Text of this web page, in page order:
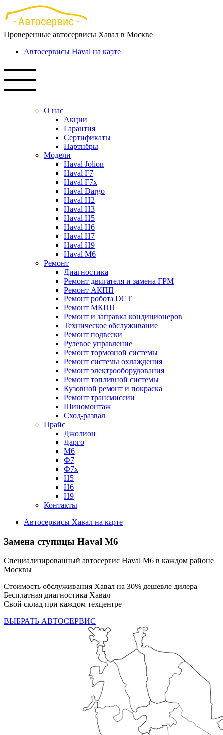
Перейти
к
основному
содержанию
Проверенные автосервисы Хавал в Москве
Автосервисы Haval на карте
О нас
Акции
Гарантия
Сертификаты
Партнёры
Модели
Haval Jolion
Haval F7
Haval F7x
Haval Dargo
Haval H2
Haval H3
Haval H5
Haval H6
Haval H7
Haval H9
Haval M6
Ремонт
Диагностика
Ремонт двигателя и замена ГРМ
Ремонт АКПП
Ремонт робота DCT
Ремонт МКПП
Ремонт и заправка кондиционеров
Техническое обслуживание
Ремонт подвески
Рулевое управление
Ремонт тормозной системы
Ремонт системы охлаждения
Ремонт электрооборудования
Ремонт топливной системы
Кузовной ремонт и покраска
Ремонт трансмиссии
Шиномонтаж
Сход-развал
Прайс
Джолион
Дарго
М6
Ф7
Ф7х
Н5
Н6
Н9
Контакты
Автосервисы Хавал на карте
Замена ступицы Haval M6
Специализированный автосервис Haval M6 в каждом районе
Москвы
Стоимость обслуживания Хавал на 30% дешевле дилера
Бесплатная диагностика Хавал
Свой склад при каждом техцентре
ВЫБРАТЬ АВТОСЕРВИС